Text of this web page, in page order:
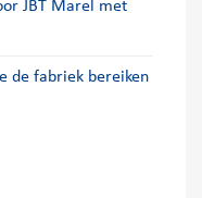
JBT Marel met
de fabriek bereiken